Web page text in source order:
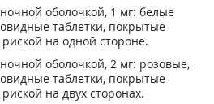
оболочкой, 1 мг: белые
таблетки, покрытые
на одной стороне.
оболочкой, 2 мг: розовые,
таблетки, покрытые
на двух сторонах.